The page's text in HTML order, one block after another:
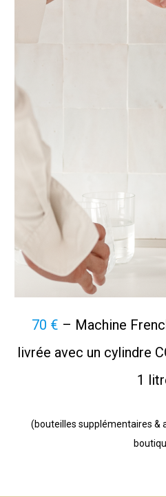
70 € – Machine
livrée avec un cylindre
1
(bouteilles supplémentaires &